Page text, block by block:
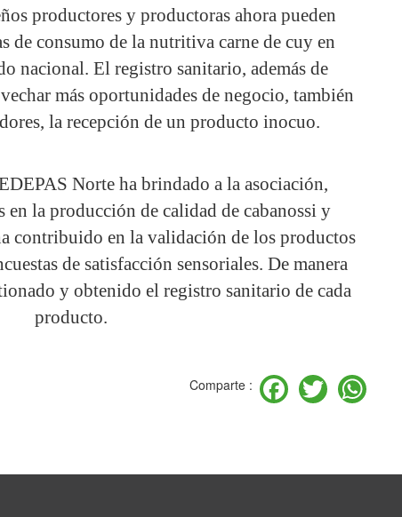
productores y productoras ahora pueden
de consumo de la nutritiva carne de cuy en
nacional. El registro sanitario, además de
más oportunidades de negocio, también
la recepción de un producto inocuo.
Norte ha brindado a la asociación,
en la producción de calidad de cabanossi y
contribuido en la validación de los productos
de satisfacción sensoriales. De manera
y obtenido el registro sanitario de cada
producto.
Comparte :
Facebook
Twitter